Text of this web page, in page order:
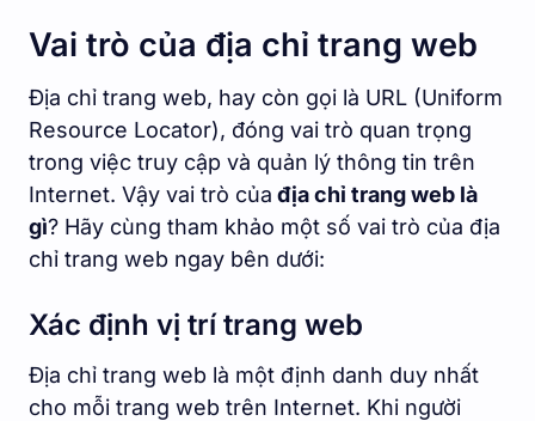
Vai trò của địa chỉ trang web
Địa chỉ trang web, hay còn gọi là URL (Uniform
Resource Locator), đóng vai trò quan trọng
trong việc truy cập và quản lý thông tin trên
Internet. Vậy vai trò của địa chỉ trang web là
gì? Hãy cùng tham khảo một số vai trò của địa
chỉ trang web ngay bên dưới:
Xác định vị trí trang web
Địa chỉ trang web là một định danh duy nhất
cho mỗi trang web trên Internet. Khi người